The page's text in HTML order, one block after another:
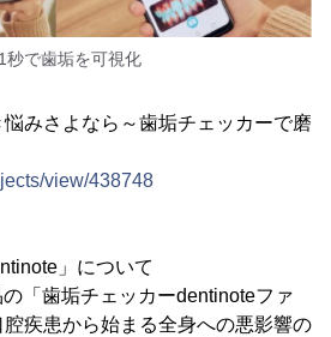
秒で歯垢を可視化
悩みさよなら～歯垢チェッカーで磨
view/438748
」について
「歯垢チェッカーdentinoteファ
腔疾患から始まる全身への悪影響の